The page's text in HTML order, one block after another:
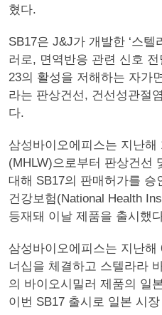
혔다.
SB17은 J&J가 개발한 ‘스텔
러로, 면역반응 관련 신호
23의 활성을 저해하는 자가
라는 판상건선, 건선성관절
다.
삼성바이오에피스는 지난해
(MHLW)으로부터 판상건선
대해 SB17의 판매허가를 승
건강보험(National Health
등재돼 이날 제품을 출시했
삼성바이오에피스는 지난
너십을 체결하고 스텔라라
의 바이오시밀러 제품의 일
이번 SB17 출시로 일본 시